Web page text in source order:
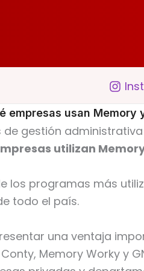
empresas usan Memory
gestión
utilizan
los programas más
todo el país.
una ventaja
Memory Worky y